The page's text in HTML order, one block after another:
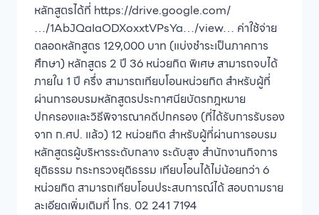
หลักสูตรได้ที่ https://drive.google.com/
…/1AbJQaIaODXoxxtVPsYa…/view… ค่าใช้จ่าย
ตลอดหลักสูตร 129,000 บาท (แบ่งชำระเป็นภาคการ
ศึกษา) หลักสูตร 2 ปี 36 หน่วยกิต พิเศษ สามารถจบได้
ภายใน 1 ปี ครึ่ง สามารถเทียบโอนหน่วยกิต สำหรับผู้ที่
ผ่านการอบรมหลักสูตรประกาศนียบัตรกฎหมาย
ปกครองและวิธีพิจารณาคดีปกครอง (ที่ได้รับการรับรอง
จาก ก.ศป. แล้ว) 12 หน่วยกิต สำหรับผู้ที่ผ่านการอบรม
หลักสูตรผู้บริหารระดับกลาง ระดับสูง สำนักงานกิจการ
ยุติธรรม กระทรวงยุติธรรม เทียบโอนได้ไม่น้อยกว่า 6
หน่วยกิต สามารถเทียบโอนประสบการณ์ได้ สอบถามราย
ละเอียดเพิ่มเติมที่ โทร. 02 241 7194